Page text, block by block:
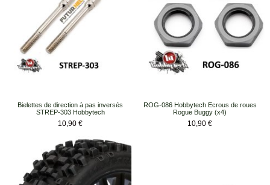
Bielettes de direction à pas inversés
STREP-303 Hobbytech
Prix
10,90 €
ROG-086 Hobbytech Ecrous de roues
Rogue Buggy (x4)
Prix
10,90 €